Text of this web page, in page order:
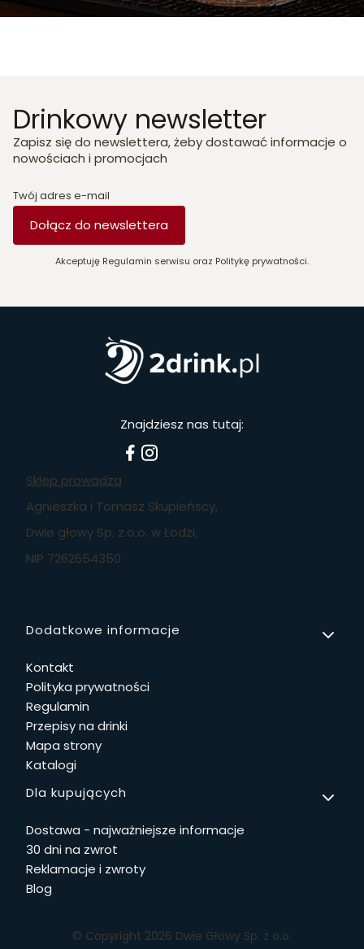
Drinkowy newsletter
Zapisz się do newslettera, żeby dostawać informacje o
nowościach i promocjach
Twój adres e-mail
Dołącz do newslettera
Akceptuję Regulamin serwisu oraz Politykę prywatności.
Znajdziesz nas tutaj:
Sklep prowadzą
Agnieszka i Tomasz Skupieńscy,
Dwie głowy Sp. z.o.o. w Łodzi,
NIP 7262654350
Linki w stopce
Dodatkowe informacje
Kontakt
Polityka prywatności
Regulamin
Przepisy na drinki
Mapa strony
Katalogi
Dla kupujących
Dostawa - najważniejsze informacje
30 dni na zwrot
Reklamacje i zwroty
Blog
© Copyright 2026 Dwie Głowy Sp. z o.o.